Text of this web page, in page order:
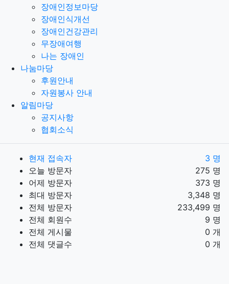
장애인정보마당
장애인식개선
장애인건강관리
무장애여행
나는 장애인
나눔마당
후원안내
자원봉사 안내
알림마당
공지사항
협회소식
현재 접속자
3 명
오늘 방문자
275 명
어제 방문자
373 명
최대 방문자
3,348 명
전체 방문자
233,499 명
전체 회원수
9 명
전체 게시물
0 개
전체 댓글수
0 개